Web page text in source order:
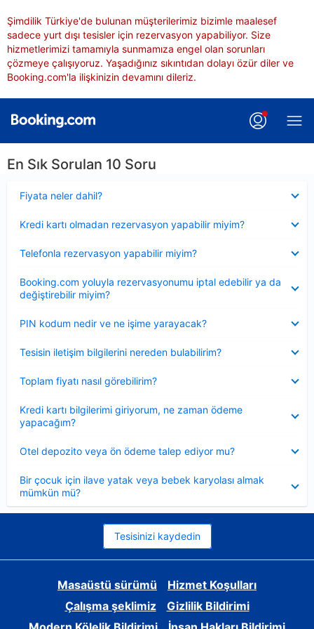
Şimdilik Türkiye'de bulunan müşterilerimiz bizimle maalesef
sadece yurt dışı tesisler için rezervasyon yapabiliyor. Size
hizmetlerimizi tamamıyla sunmamıza engel olan sorunları
çözmeye çalışıyoruz. Yaşadığınız sıkıntıdan dolayı özür diler ve
Booking.com'la ilişkinizin devamını dileriz.
En Sık Sorulan 10 Soru
Fiyata neler dahil?
Kredi kartı olmadan rezervasyon yapabilir miyim?
Telefonla rezervasyon yapabilir miyim?
Booking.com yoluyla rezervasyonumu iptal edebilir ya da
değiştirebilir miyim?
PIN kodum nedir ve ne işime yarayacak?
Tesisin iletişim bilgilerini nereden bulabilirim?
Toplam fiyatı nasıl görebilirim?
Kredi kartı bilgilerimi giriyorum, ne zaman ödeme
yapacağım?
Otel depozito veya ön ödeme talep ediyor mu?
Bir çocuk için ilave yatak veya bebek karyolası almak
mümkün mü?
Tesisinizi kaydedin
Masaüstü sürümü
Hizmet Koşulları
Çalışma şeklimiz
Gizlilik Bildirimi